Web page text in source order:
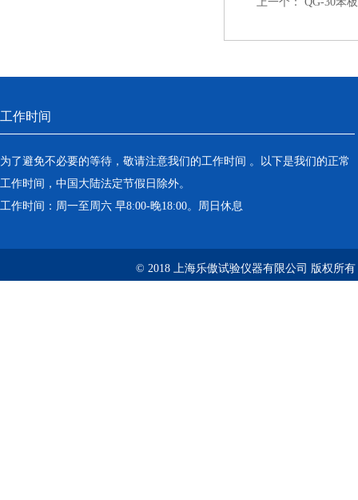
工作时间
为了避免不必要的等待，敬请注意我们的工作时间 。以下是我们的正常
工作时间，中国大陆法定节假日除外。
工作时间：周一至周六 早8:00-晚18:00。周日休息
© 2018 上海乐傲试验仪器有限公司 版权所